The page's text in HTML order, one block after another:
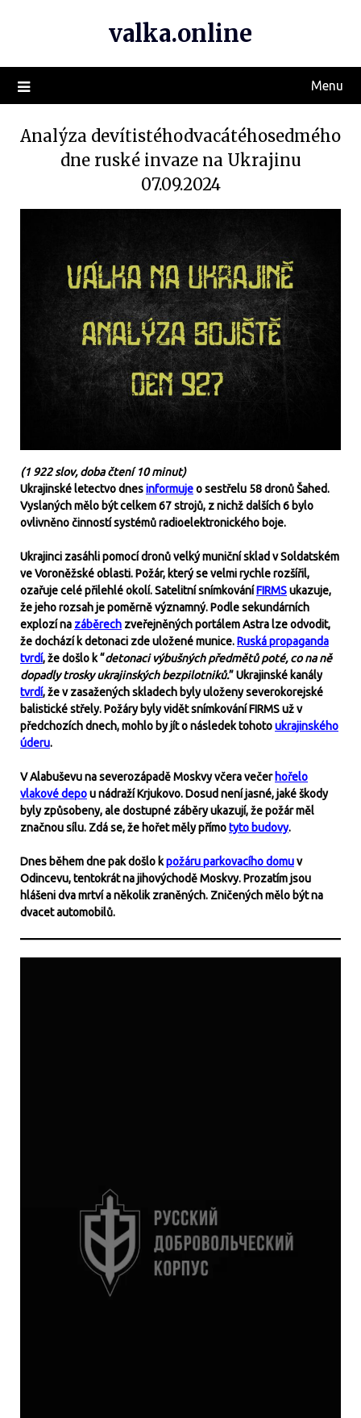
valka.online
Menu
Analýza devítistéhodvacátéhosedmého
dne ruské invaze na Ukrajinu
07.09.2024
(1 922 slov, doba čtení 10 minut)
Ukrajinské letectvo dnesinformujeo sestřelu 58 dronů Šahed.
Vyslaných mělo být celkem 67 strojů, z nichž dalších 6 bylo
ovlivněno činností systémů radioelektronického boje.
Ukrajinci zasáhli pomocí dronů velký muniční sklad v Soldatském
ve Voroněžské oblasti. Požár, který se velmi rychle rozšířil,
ozařuje celé přilehlé okolí. Satelitní snímkováníFIRMSukazuje,
že jeho rozsah je poměrně významný. Podle sekundárních
explozí na záběrech zveřejněných portálem Astra lze odvodit,
že dochází k detonaci zde uložené munice.Ruská propaganda
tvrdí, že došlo k “detonaci výbušných předmětů poté, co na ně
dopadly trosky ukrajinských bezpilotniků.” Ukrajinské kanály
tvrdí, že v zasažených skladech byly uloženy severokorejské
balistické střely. Požáry byly vidět snímkování FIRMS už v
předchozích dnech, mohlo by jít o následek tohotoukrajinského
úderu.
V Alabuševu na severozápadě Moskvy včera večer hořelo
vlakové depou nádraží Krjukovo. Dosud není jasné, jaké škody
byly způsobeny, ale dostupné záběry ukazují, že požár měl
značnou sílu. Zdá se, že hořet měly přímotyto budovy.
Dnes během dne pak došlo kpožáru parkovacího domuv
Odincevu, tentokrát na jihovýchodě Moskvy. Prozatím jsou
hlášeni dva mrtví a několik zraněných. Zničených mělo být na
dvacet automobilů.